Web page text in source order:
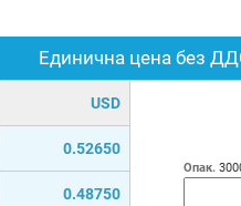
Единична цена без
USD
0.52650
0.48750
Опак.